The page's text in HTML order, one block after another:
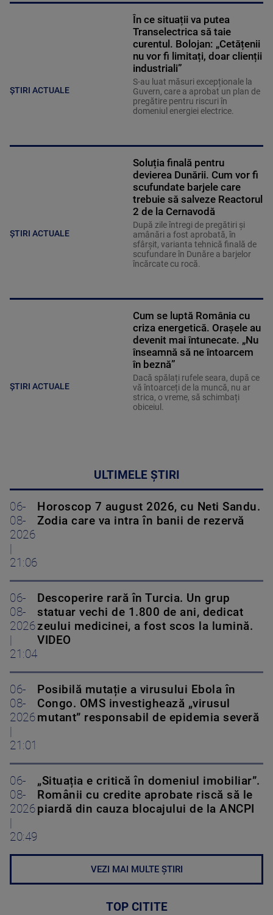
ȘTIRI ACTUALE
În ce situații va putea
Transelectrica să taie
curentul. Bolojan: „Cetățenii
nu vor fi limitați, doar clienții
industriali”
S-au luat măsuri excepționale la
Guvern, care a aprobat un plan de
pregătire pentru riscuri în
domeniul energiei electrice.
ȘTIRI ACTUALE
Soluția finală pentru
devierea Dunării. Cum vor fi
scufundate barjele care
trebuie să salveze Reactorul
2 de la Cernavodă
După zile întregi de pregătiri și
amânări a fost aprobată, în
sfârșit, varianta tehnică finală de
scufundare în Dunăre a barjelor
încărcate cu rocă.
ȘTIRI ACTUALE
Cum se luptă România cu
criza energetică. Orașele au
devenit mai întunecate. „Nu
înseamnă să ne întoarcem
în beznă”
Dacă spălați rufele seara, după ce
vă întoarceți de la muncă, nu ar
strica, o vreme, să schimbați
obiceiul.
ULTIMELE ȘTIRI
06-
08-
2026
21:06
Horoscop 7 august 2026, cu Neti Sandu.
Zodia care va intra în banii de rezervă
06-
08-
2026
21:04
Descoperire rară în Turcia. Un grup
statuar vechi de 1.800 de ani, dedicat
zeului medicinei, a fost scos la lumină.
VIDEO
06-
08-
2026
21:01
Posibilă mutație a virusului Ebola în
Congo. OMS investighează „virusul
mutant” responsabil de epidemia severă
06-
08-
2026
20:49
„Situația e critică în domeniul imobiliar”.
Românii cu credite aprobate riscă să le
piardă din cauza blocajului de la ANCPI
VEZI MAI MULTE ȘTIRI
TOP CITITE